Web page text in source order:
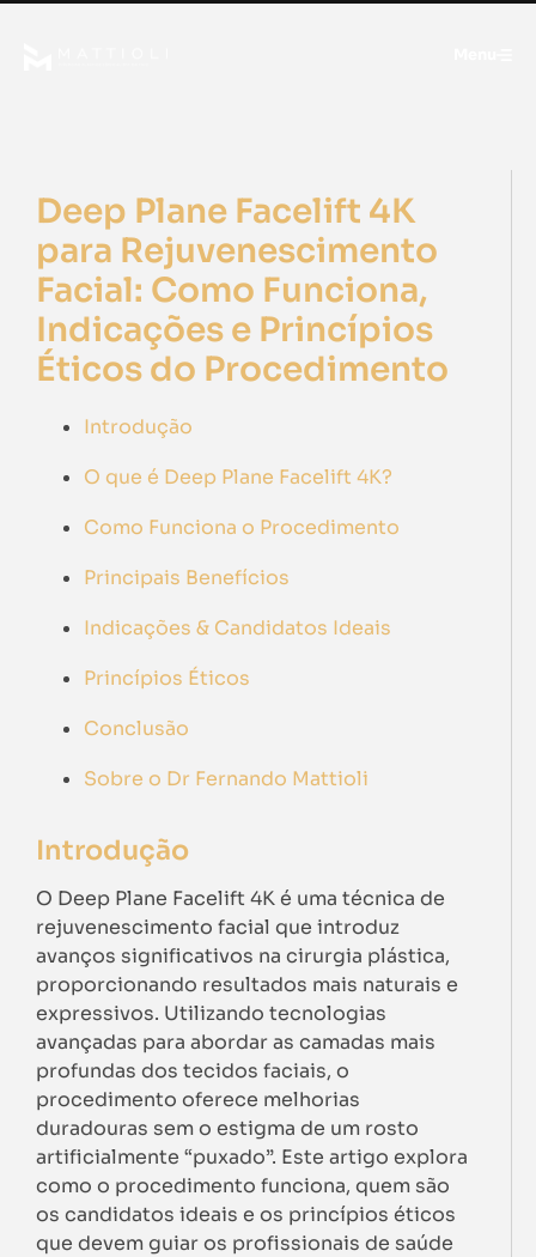
Deep Plane Facelift 4K
para Rejuvenescimento
Facial: Como Funciona,
Indicações e Princípios
Éticos do Procedimento
Introdução
O que é Deep Plane Facelift 4K?
Como Funciona o Procedimento
Principais Benefícios
Indicações & Candidatos Ideais
Princípios Éticos
Conclusão
Sobre o Dr Fernando Mattioli
Introdução
O Deep Plane Facelift 4K é uma técnica de
rejuvenescimento facial que introduz
avanços significativos na cirurgia plástica,
proporcionando resultados mais naturais e
expressivos. Utilizando tecnologias
avançadas para abordar as camadas mais
profundas dos tecidos faciais, o
procedimento oferece melhorias
duradouras sem o estigma de um rosto
artificialmente “puxado”. Este artigo explora
como o procedimento funciona, quem são
os candidatos ideais e os princípios éticos
que devem guiar os profissionais de saúde